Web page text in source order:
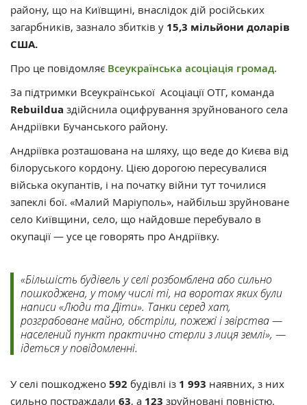
району, що на Київщині, внаслідок дій російських
загарбників, зазнало збитків у 15,3 мільйони доларів
США.
Про це повідомляє Всеукраїнська асоціація громад.
За підтримки Всеукраїнської Асоціації ОТГ, команда
Rebuildua здійснила оцифрування зруйнованого села
Андріївки Бучанського району.
Андріївка розташована на шляху, що веде до Києва від
білоруського кордону. Цією дорогою пересувалися
війська окупантів, і на початку війни тут точилися
запеклі бої. «Малий Маріуполь», найбільш зруйноване
село Київщини, село, що найдовше перебувало в
окупації — усе це говорять про Андріївку.
«Більшість будівель у селі розбомблена або сильно
пошкоджена, у тому числі ті, на воротах яких були
написи «Люди та Діти». Танки серед хат,
розграбоване майно, обстріли, пожежі і звірства —
населений пункт практично стерли з лиця землі», —
ідеться у повідомленні.
У селі пошкоджено 592 будівлі із 1 993 наявних, з них
сильно постраждали 63, а 123 зруйновані повністю.